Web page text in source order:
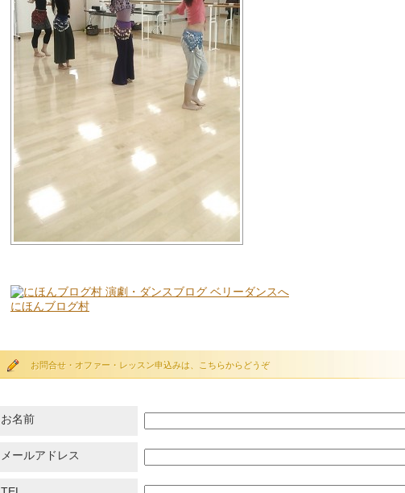
にほんブログ村
お問合せ・オファー・レッスン申込みは、こちらからどうぞ
お名前
メールアドレス